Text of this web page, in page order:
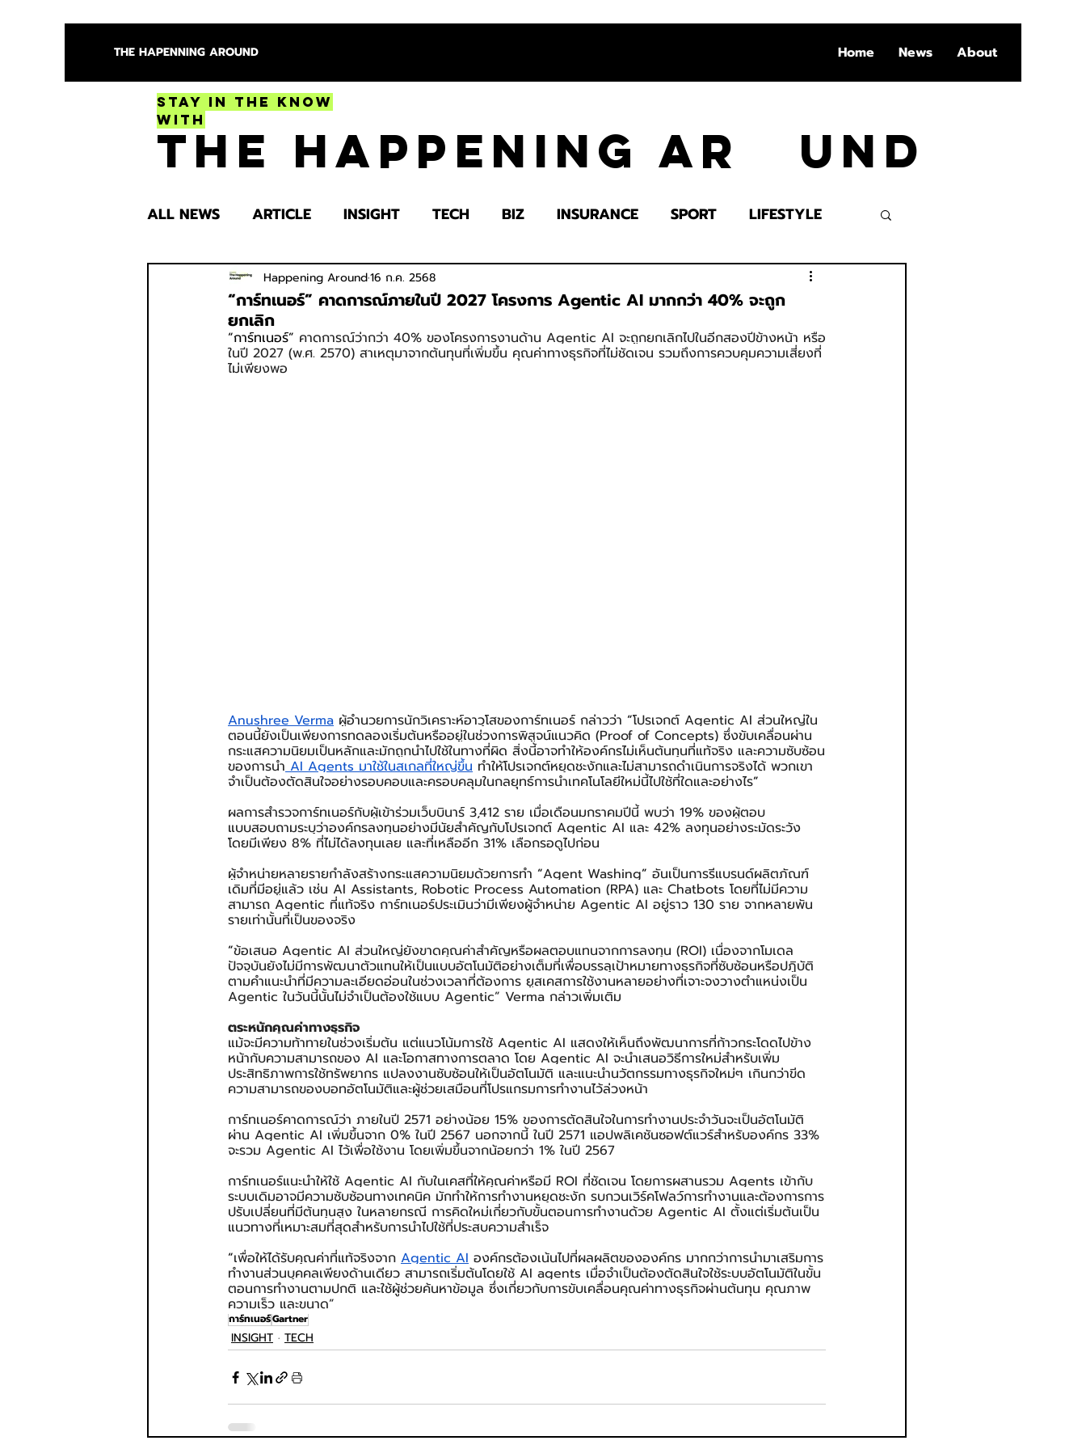
THE HAPENNING AROUND Home News About
Stay in the Know
With
The Happening Ar und
ALL NEWS ARTICLE INSIGHT TECH BIZ INSURANCE SPORT LIFESTYLE
ENTERTAINMENT HEALTH EDUCATION
SPOTLIGHT TRY
“การ์ทเนอร์” คาดการณ์ภายในปี 2027 โครงการ Agentic AI มากกว่า 40% จะถูก
ยกเลิก
Happening Around16 ก.ค. 2568
“การ์ทเนอร์” คาดการณ์ว่ากว่า 40% ของโครงการงานด้าน Agentic AI จะถูกยกเลิกไปในอีกสองปีข้างหน้า หรือ
ในปี 2027 (พ.ศ. 2570) สาเหตุมาจากต้นทุนที่เพิ่มขึ้น คุณค่าทางธุรกิจที่ไม่ชัดเจน รวมถึงการควบคุมความเสี่ยงที่
ไม่เพียงพอ
Anushree Verma ผู้อำนวยการนักวิเคราะห์อาวุโสของการ์ทเนอร์ กล่าวว่า “โปรเจกต์ Agentic AI ส่วนใหญ่ใน
ตอนนี้ยังเป็นเพียงการทดลองเริ่มต้นหรืออยู่ในช่วงการพิสูจน์แนวคิด (Proof of Concepts) ซึ่งขับเคลื่อนผ่าน
กระแสความนิยมเป็นหลักและมักถูกนำไปใช้ในทางที่ผิด สิ่งนี้อาจทำให้องค์กรไม่เห็นต้นทุนที่แท้จริง และความซับซ้อน
ของการนำ AI Agents มาใช้ในสเกลที่ใหญ่ขึ้น ทำให้โปรเจกต์หยุดชะงักและไม่สามารถดำเนินการจริงได้ พวกเขา
จำเป็นต้องตัดสินใจอย่างรอบคอบและครอบคลุมในกลยุทธ์การนำเทคโนโลยีใหม่นี้ไปใช้ที่ใดและอย่างไร”
ผลการสำรวจการ์ทเนอร์กับผู้เข้าร่วมเว็บบินาร์ 3,412 ราย เมื่อเดือนมกราคมปีนี้ พบว่า 19% ของผู้ตอบ
แบบสอบถามระบุว่าองค์กรลงทุนอย่างมีนัยสำคัญกับโปรเจกต์ Agentic AI และ 42% ลงทุนอย่างระมัดระวัง
โดยมีเพียง 8% ที่ไม่ได้ลงทุนเลย และที่เหลืออีก 31% เลือกรอดูไปก่อน
ผู้จำหน่ายหลายรายกำลังสร้างกระแสความนิยมด้วยการทำ “Agent Washing” อันเป็นการรีแบรนด์ผลิตภัณฑ์
เดิมที่มีอยู่แล้ว เช่น AI Assistants, Robotic Process Automation (RPA) และ Chatbots โดยที่ไม่มีความ
สามารถ Agentic ที่แท้จริง การ์ทเนอร์ประเมินว่ามีเพียงผู้จำหน่าย Agentic AI อยู่ราว 130 ราย จากหลายพัน
รายเท่านั้นที่เป็นของจริง
“ข้อเสนอ Agentic AI ส่วนใหญ่ยังขาดคุณค่าสำคัญหรือผลตอบแทนจากการลงทุน (ROI) เนื่องจากโมเดล
ปัจจุบันยังไม่มีการพัฒนาตัวแทนให้เป็นแบบอัตโนมัติอย่างเต็มที่เพื่อบรรลุเป้าหมายทางธุรกิจที่ซับซ้อนหรือปฏิบัติ
ตามคำแนะนำที่มีความละเอียดอ่อนในช่วงเวลาที่ต้องการ ยูสเคสการใช้งานหลายอย่างที่เจาะจงวางตำแหน่งเป็น
Agentic ในวันนี้นั้นไม่จำเป็นต้องใช้แบบ Agentic” Verma กล่าวเพิ่มเติม
ตระหนักคุณค่าทางธุรกิจ
แม้จะมีความท้าทายในช่วงเริ่มต้น แต่แนวโน้มการใช้ Agentic AI แสดงให้เห็นถึงพัฒนาการที่ก้าวกระโดดไปข้าง
หน้ากับความสามารถของ AI และโอกาสทางการตลาด โดย Agentic AI จะนำเสนอวิธีการใหม่สำหรับเพิ่ม
ประสิทธิภาพการใช้ทรัพยากร แปลงงานซับซ้อนให้เป็นอัตโนมัติ และแนะนำนวัตกรรมทางธุรกิจใหม่ๆ เกินกว่าขีด
ความสามารถของบอทอัตโนมัติและผู้ช่วยเสมือนที่โปรแกรมการทำงานไว้ล่วงหน้า
การ์ทเนอร์คาดการณ์ว่า ภายในปี 2571 อย่างน้อย 15% ของการตัดสินใจในการทำงานประจำวันจะเป็นอัตโนมัติ
ผ่าน Agentic AI เพิ่มขึ้นจาก 0% ในปี 2567 นอกจากนี้ ในปี 2571 แอปพลิเคชันซอฟต์แวร์สำหรับองค์กร 33%
จะรวม Agentic AI ไว้เพื่อใช้งาน โดยเพิ่มขึ้นจากน้อยกว่า 1% ในปี 2567
การ์ทเนอร์แนะนำให้ใช้ Agentic AI กับในเคสที่ให้คุณค่าหรือมี ROI ที่ชัดเจน โดยการผสานรวม Agents เข้ากับ
ระบบเดิมอาจมีความซับซ้อนทางเทคนิค มักทำให้การทำงานหยุดชะงัก รบกวนเวิร์คโฟลว์การทำงานและต้องการการ
ปรับเปลี่ยนที่มีต้นทุนสูง ในหลายกรณี การคิดใหม่เกี่ยวกับขั้นตอนการทำงานด้วย Agentic AI ตั้งแต่เริ่มต้นเป็น
แนวทางที่เหมาะสมที่สุดสำหรับการนำไปใช้ที่ประสบความสำเร็จ
“เพื่อให้ได้รับคุณค่าที่แท้จริงจาก Agentic AI องค์กรต้องเน้นไปที่ผลผลิตขององค์กร มากกว่าการนำมาเสริมการ
ทำงานส่วนบุคคลเพียงด้านเดียว สามารถเริ่มต้นโดยใช้ AI agents เมื่อจำเป็นต้องตัดสินใจใช้ระบบอัตโนมัติในขั้น
ตอนการทำงานตามปกติ และใช้ผู้ช่วยค้นหาข้อมูล ซึ่งเกี่ยวกับการขับเคลื่อนคุณค่าทางธุรกิจผ่านต้นทุน คุณภาพ
ความเร็ว และขนาด”
การ์ทเนอร์Gartner
INSIGHT TECH